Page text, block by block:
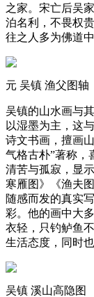
之家。宋亡后吴
泊名利，不畏权
往之人多为佛道
元 吴镇 渔父图轴
吴镇的山水画与
以湿墨为主，这
诗文书画，擅画
气格古朴”著称，
清苦与孤寂，显
寒雁图》《渔夫
随感而发的真实
彩。他的画中大
衣轻，只钓鲈鱼
生活态度，同时
吴镇 溪山高隐图